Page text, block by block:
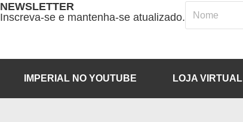
NEWSLETTER
Inscreva-se e mantenha-se atualizado.
IMPERIAL NO YOUTUBE LOJA VIRTUAL